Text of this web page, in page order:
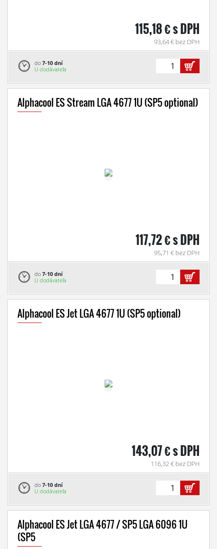
115,18 € s DPH
93,64 € bez DPH
do 7-10 dní
U dodávateľa
Alphacool ES Stream LGA 4677 1U (SP5 optional)
117,72 € s DPH
95,71 € bez DPH
do 7-10 dní
U dodávateľa
Alphacool ES Jet LGA 4677 1U (SP5 optional)
143,07 € s DPH
116,32 € bez DPH
do 7-10 dní
U dodávateľa
Alphacool ES Jet LGA 4677 / SP5 LGA 6096 1U
(SP5